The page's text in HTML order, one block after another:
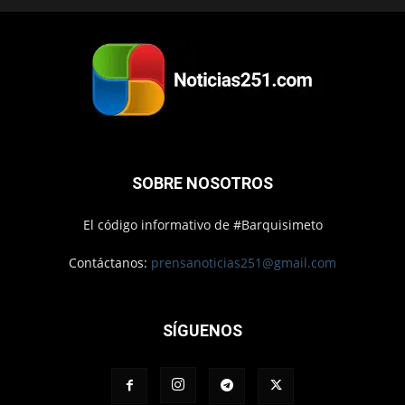
SOBRE NOSOTROS
El código informativo de #Barquisimeto
Contáctanos: prensanoticias251@gmail.com
SÍGUENOS